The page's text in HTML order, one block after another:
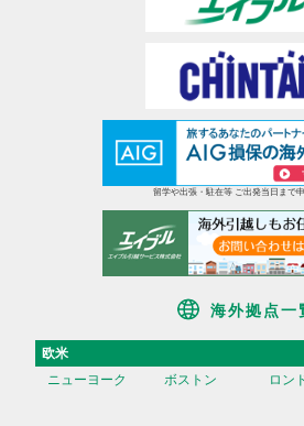
留学や出張・駐在等 ご出発当日まで
海外拠点一
欧米
ニューヨーク
ボストン ロン